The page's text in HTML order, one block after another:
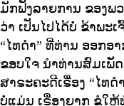
ມັກຟັງລາຍການ ຂອງພ
ວ່າ ເປັນໄປໄດ້ບໍ່ ຂ້າພະ
“ໄທດຳ” ທີ່ທ່ານ ອອກອ
ຂອບໃຈ ນຳທ່ານສົມເພັ
ສາຣະຄະດີເຣື່ອງ “ໄທ
ບໍ່ແມ່ນ ເຣື່ອງຍາກ ຂໍໃຫ້